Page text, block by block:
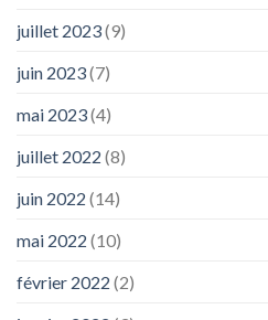
juillet 2023(9)
juin 2023(7)
mai 2023(4)
juillet 2022 (8)
juin 2022 (14)
mai 2022 (10)
février 2022 (2)